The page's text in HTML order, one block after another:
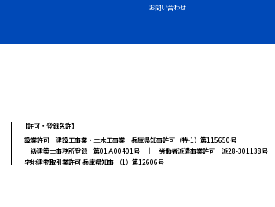
お問い合わせ
【許可・登録免許】
設業許可 建設工事業・土木工事業 兵庫県知事許可（特-1）第115650号
一級建築士事務所登録 第01Ａ00401号 ｜ 労働者派遣事業許可 派28-301138号
宅地建物取引業許可 兵庫県知事 （1）第12606号